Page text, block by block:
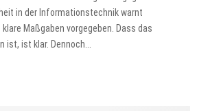
in der Informationstechnik warnt
Maßgaben vorgegeben. Dass das
ist, ist klar. Dennoch...